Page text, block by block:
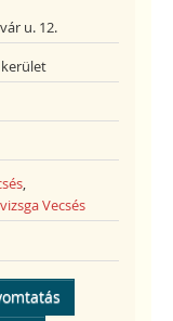
u. 12.
kerület
,
Vecsés